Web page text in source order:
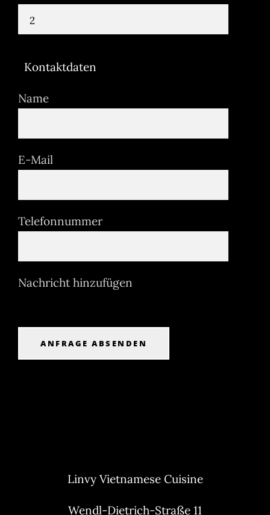
Kontaktdaten
Name
E-Mail
Telefonnummer
Nachricht hinzufügen
ANFRAGE ABSENDEN
Linvy Vietnamese Cuisine
Wendl-Dietrich-Straße 11